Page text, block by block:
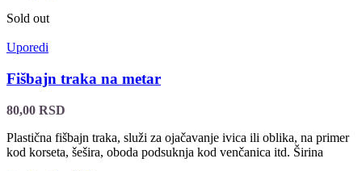
Sold out
Uporedi
Fišbajn traka na metar
80,00 RSD
Plastična fišbajn traka, služi za ojačavanje ivica ili oblika, na primer
kod korseta, šešira, oboda podsuknja kod venčanica itd. Širina